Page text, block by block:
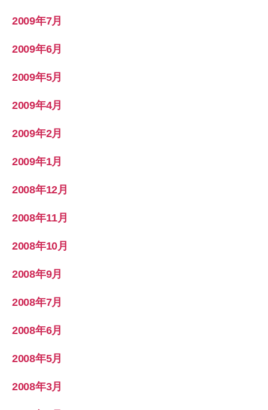
2009年7月
2009年6月
2009年5月
2009年4月
2009年2月
2009年1月
2008年12月
2008年11月
2008年10月
2008年9月
2008年7月
2008年6月
2008年5月
2008年3月